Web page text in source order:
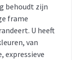
behoudt zijn
frame
U heeft
van